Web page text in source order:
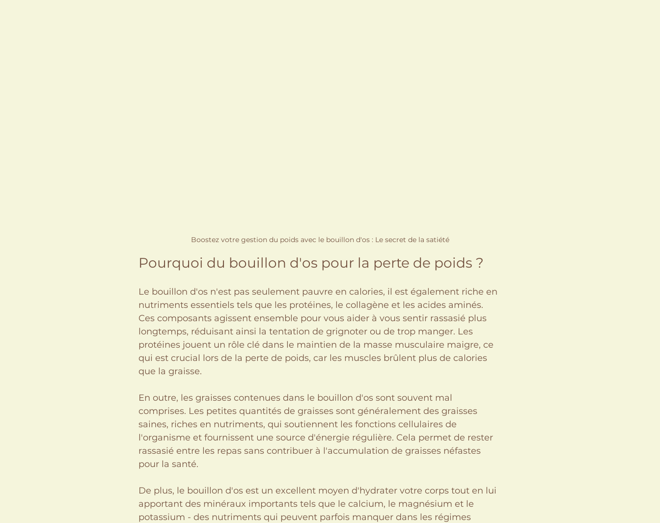
Boostez votre gestion du poids avec le bouillon d'os : Le secret de la satiété
Pourquoi du bouillon d'os pour la perte de poids ?
Le bouillon d'os n'est pas seulement pauvre en calories, il est également riche en
nutriments essentiels tels que les protéines, le collagène et les acides aminés.
Ces composants agissent ensemble pour vous aider à vous sentir rassasié plus
longtemps, réduisant ainsi la tentation de grignoter ou de trop manger. Les
protéines jouent un rôle clé dans le maintien de la masse musculaire maigre, ce
qui est crucial lors de la perte de poids, car les muscles brûlent plus de calories
que la graisse.
En outre, les graisses contenues dans le bouillon d'os sont souvent mal
comprises. Les petites quantités de graisses sont généralement des graisses
saines, riches en nutriments, qui soutiennent les fonctions cellulaires de
l'organisme et fournissent une source d'énergie régulière. Cela permet de rester
rassasié entre les repas sans contribuer à l'accumulation de graisses néfastes
pour la santé.
De plus, le bouillon d'os est un excellent moyen d'hydrater votre corps tout en lui
apportant des minéraux importants tels que le calcium, le magnésium et le
potassium - des nutriments qui peuvent parfois manquer dans les régimes